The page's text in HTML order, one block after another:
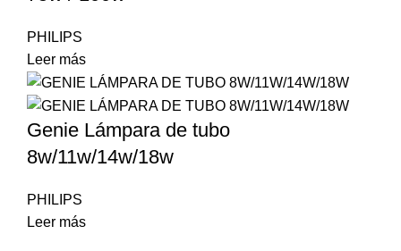
PHILIPS
Leer más
Genie Lámpara de tubo
8w/11w/14w/18w
PHILIPS
Leer más